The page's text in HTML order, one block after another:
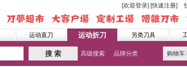
[欢迎登录] [快速注册]
运动直刀 运动折刀 另类刀具
搜 索 高级搜索 品牌分类 购物车